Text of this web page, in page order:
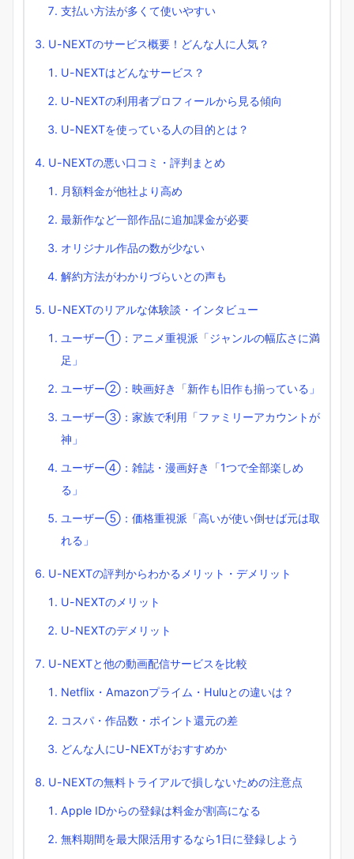
支払い方法が多くて使いやすい
U-NEXTのサービス概要！どんな人に人気？
U-NEXTはどんなサービス？
U-NEXTの利用者プロフィールから見る傾向
U-NEXTを使っている人の目的とは？
U-NEXTの悪い口コミ・評判まとめ
月額料金が他社より高め
最新作など一部作品に追加課金が必要
オリジナル作品の数が少ない
解約方法がわかりづらいとの声も
U-NEXTのリアルな体験談・インタビュー
ユーザー①：アニメ重視派「ジャンルの幅広さに満
足」
ユーザー②：映画好き「新作も旧作も揃っている」
ユーザー③：家族で利用「ファミリーアカウントが
神」
ユーザー④：雑誌・漫画好き「1つで全部楽しめ
る」
ユーザー⑤：価格重視派「高いが使い倒せば元は取
れる」
U-NEXTの評判からわかるメリット・デメリット
U-NEXTのメリット
U-NEXTのデメリット
U-NEXTと他の動画配信サービスを比較
Netflix・Amazonプライム・Huluとの違いは？
コスパ・作品数・ポイント還元の差
どんな人にU-NEXTがおすすめか
U-NEXTの無料トライアルで損しないための注意点
Apple IDからの登録は料金が割高になる
無料期間を最大限活用するなら1日に登録しよう